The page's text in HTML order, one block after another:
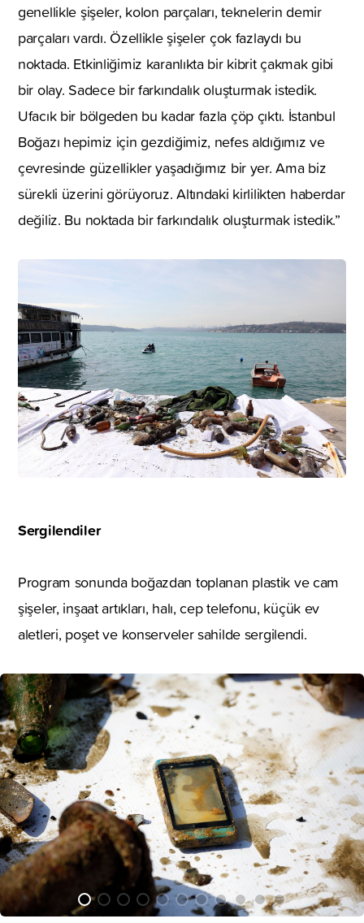
genellikle şişeler, kolon parçaları, teknelerin demir
parçaları vardı. Özellikle şişeler çok fazlaydı bu
noktada. Etkinliğimiz karanlıkta bir kibrit çakmak gibi
bir olay. Sadece bir farkındalık oluşturmak istedik.
Ufacık bir bölgeden bu kadar fazla çöp çıktı. İstanbul
Boğazı hepimiz için gezdiğimiz, nefes aldığımız ve
çevresinde güzellikler yaşadığımız bir yer. Ama biz
sürekli üzerini görüyoruz. Altındaki kirlilikten haberdar
değiliz. Bu noktada bir farkındalık oluşturmak istedik.”
Sergilendiler
Program sonunda boğazdan toplanan plastik ve cam
şişeler, inşaat artıkları, halı, cep telefonu, küçük ev
aletleri, poşet ve konserveler sahilde sergilendi.